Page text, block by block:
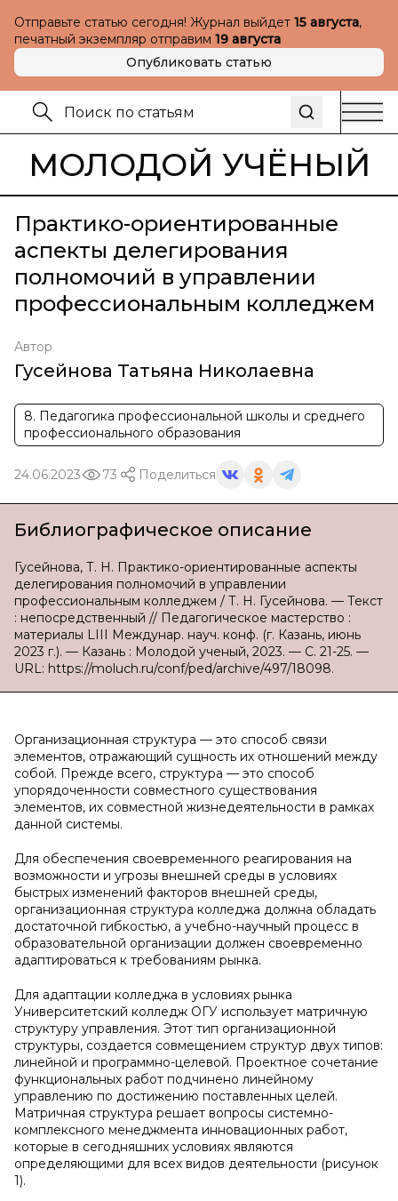
Отправьте статью сегодня! Журнал выйдет 15 августа,
печатный экземпляр отправим 19 августа
Опубликовать статью
МОЛОДОЙ УЧЁНЫЙ
Практико-ориентированные
аспекты делегирования
полномочий в управлении
профессиональным колледжем
Автор
Гусейнова Татьяна Николаевна
8. Педагогика профессиональной школы и среднего
профессионального образования
24.06.2023 73 Поделиться
Библиографическое описание
Гусейнова, Т. Н. Практико-ориентированные аспекты
делегирования полномочий в управлении
профессиональным колледжем / Т. Н. Гусейнова. — Текст
: непосредственный // Педагогическое мастерство :
материалы LIII Междунар. науч. конф. (г. Казань, июнь
2023 г.). — Казань : Молодой ученый, 2023. — С. 21-25. —
URL: https://moluch.ru/conf/ped/archive/497/18098.
Организационная структура — это способ связи
элементов, отражающий сущность их отношений между
собой. Прежде всего, структура — это способ
упорядоченности совместного существования
элементов, их совместной жизнедеятельности в рамках
данной системы.
Для обеспечения своевременного реагирования на
возможности и угрозы внешней среды в условиях
быстрых изменений факторов внешней среды,
организационная структура колледжа должна обладать
достаточной гибкостью, а учебно-научный процесс в
образовательной организации должен своевременно
адаптироваться к требованиям рынка.
Для адаптации колледжа в условиях рынка
Университетский колледж ОГУ использует матричную
структуру управления. Этот тип организационной
структуры, создается совмещением структур двух типов:
линейной и программно-целевой. Проектное сочетание
функциональных работ подчинено линейному
управлению по достижению поставленных целей.
Матричная структура решает вопросы системно-
комплексного менеджмента инновационных работ,
которые в сегодняшних условиях являются
определяющими для всех видов деятельности (рисунок
1).